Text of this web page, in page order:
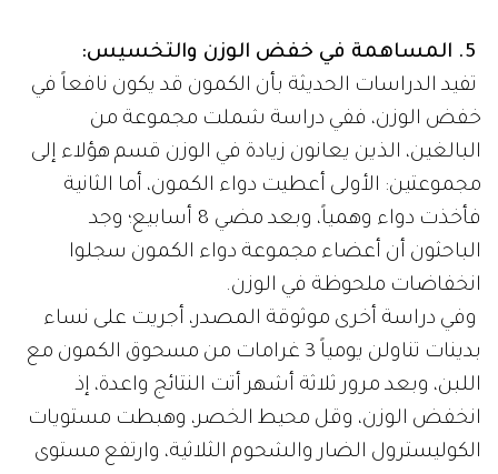
تفيد الدراسات الحديثة بأن الكمون قد يكون نافعاً في
خفض الوزن، ففي دراسة شملت مجموعة من
البالغين، الذين يعانون زيادة في الوزن قسم هؤلاء إلى
مجموعتين: الأولى أعطيت دواء الكمون، أما الثانية
فأخذت دواء وهمياً، وبعد مضي 8 أسابيع؛ وجد
الباحثون أن أعضاء مجموعة دواء الكمون سجلوا
انخفاضات ملحوظة في الوزن.
وفي دراسة أخرى موثوقة المصدر، أجريت على نساء
بدينات تناولن يومياً 3 غرامات من مسحوق الكمون مع
اللبن، وبعد مرور ثلاثة أشهر أتت النتائج واعدة، إذ
انخفض الوزن، وقل محيط الخصر، وهبطت مستويات
الكوليسترول الضار والشحوم الثلاثية، وارتفع مستوى